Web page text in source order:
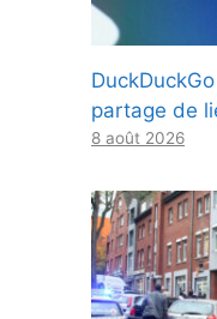
partage de
8 août 2026